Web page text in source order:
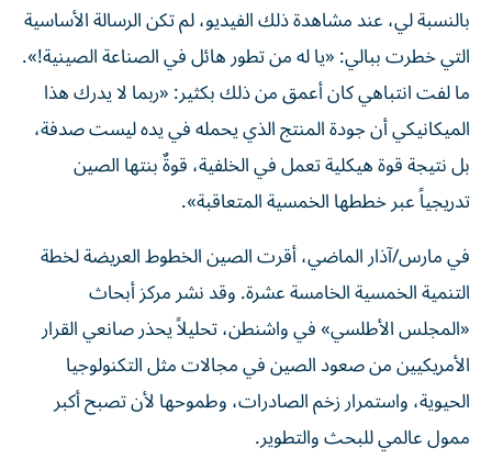
بالنسبة لي، عند مشاهدة ذلك الفيديو، لم تكن الرسالة الأساسية
التي خطرت ببالي: «يا له من تطور هائل في الصناعة الصينية!».
ما لفت انتباهي كان أعمق من ذلك بكثير: «ربما لا يدرك هذا
الميكانيكي أن جودة المنتج الذي يحمله في يده ليست صدفة،
بل نتيجة قوة هيكلية تعمل في الخلفية، قوةٌ بنتها الصين
تدريجياً عبر خططها الخمسية المتعاقبة».
في مارس/آذار الماضي، أقرت الصين الخطوط العريضة لخطة
التنمية الخمسية الخامسة عشرة. وقد نشر مركز أبحاث
«المجلس الأطلسي» في واشنطن، تحليلاً يحذر صانعي القرار
الأمريكيين من صعود الصين في مجالات مثل التكنولوجيا
الحيوية، واستمرار زخم الصادرات، وطموحها لأن تصبح أكبر
ممول عالمي للبحث والتطوير.